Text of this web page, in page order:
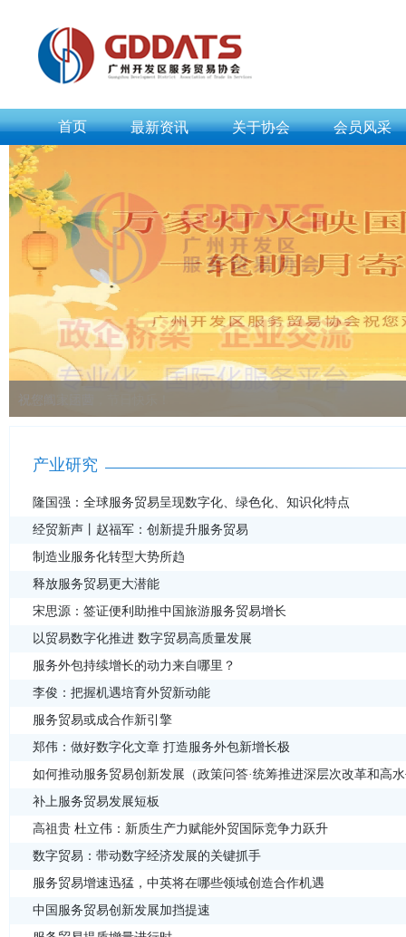
首页 最新资讯 关于协会 会员风采
祝您阖家团圆，节日快乐！
祝贺线上运营
产业研究
隆国强：全球服务贸易呈现数字化、绿色化、知识化特点
经贸新声丨赵福军：创新提升服务贸易
制造业服务化转型大势所趋
释放服务贸易更大潜能
宋思源：签证便利助推中国旅游服务贸易增长
以贸易数字化推进 数字贸易高质量发展
服务外包持续增长的动力来自哪里？
李俊：把握机遇培育外贸新动能
服务贸易或成合作新引擎
郑伟：做好数字化文章 打造服务外包新增长极
如何推动服务贸易创新发展（政策问答·统筹推进深层次改革和高
补上服务贸易发展短板
高祖贵 杜立伟：新质生产力赋能外贸国际竞争力跃升
数字贸易：带动数字经济发展的关键抓手
服务贸易增速迅猛，中英将在哪些领域创造合作机遇
中国服务贸易创新发展加挡提速